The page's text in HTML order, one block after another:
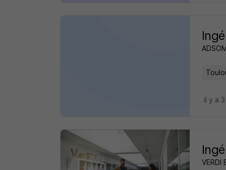
il y a
VERDI